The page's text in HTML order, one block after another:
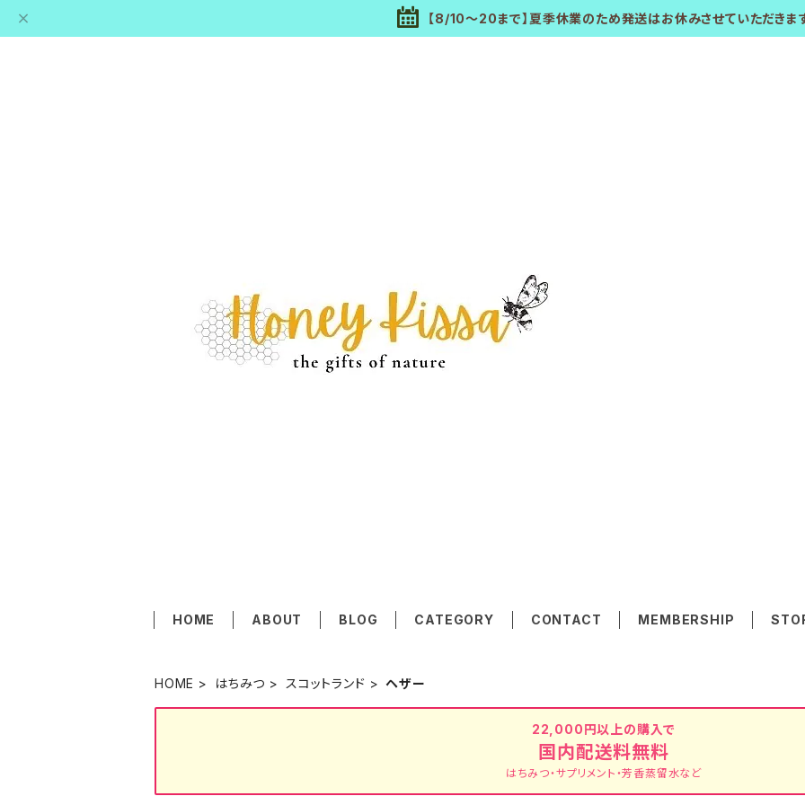
【8/10～20まで】夏季休業のため発送はお休みさせていただきま
HOME ABOUT BLOG CATEGORY CONTACT MEMBERSHIP
HOME はちみつ スコットランド ヘザー
22,000円以上の購入で
国内配送料無料
はちみつ・サプリメント・芳香蒸留水など